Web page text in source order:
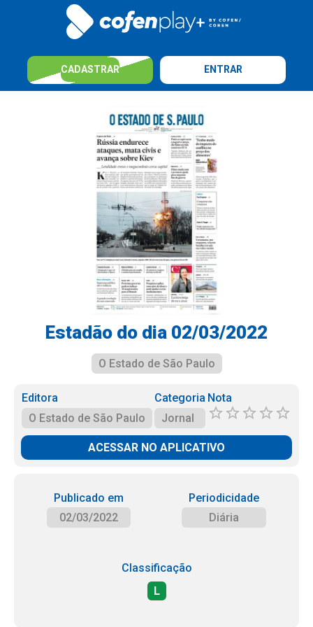
CADASTRAR ENTRAR
Estadão do dia 02/03/2022
O Estado de São Paulo
Editora
O Estado de São Paulo
Categoria
Jornal
Nota
ACESSAR NO APLICATIVO
Publicado em
02/03/2022
Periodicidade
Diária
Classificação
L